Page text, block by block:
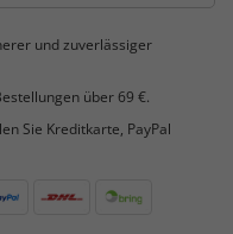
und zuverlässiger
über 69 €.
Sie Kreditkarte, PayPal